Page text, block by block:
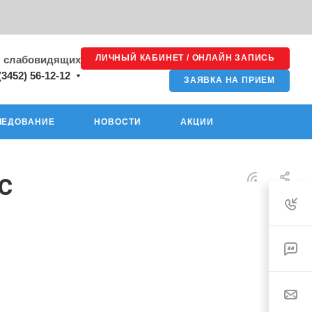
слабовидящих
56-12-12
ЛИЧНЫЙ КАБИНЕТ / ОНЛАЙН ЗАПИСЬ
ЗАЯВКА НА ПРИЕМ
НОВОСТИ АКЦИИ